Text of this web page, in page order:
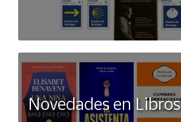
Novedades en Libros